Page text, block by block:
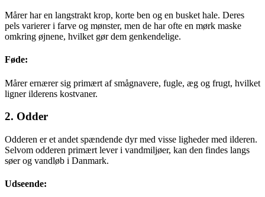
Mårer har en langstrakt krop, korte ben og en busket hale. Deres
pels varierer i farve og mønster, men de har ofte en mørk maske
omkring øjnene, hvilket gør dem genkendelige.
Føde:
Mårer ernærer sig primært af smågnavere, fugle, æg og frugt, hvilket
ligner ilderens kostvaner.
2. Odder
Odderen er et andet spændende dyr med visse ligheder med ilderen.
Selvom odderen primært lever i vandmiljøer, kan den findes langs
søer og vandløb i Danmark.
Udseende: